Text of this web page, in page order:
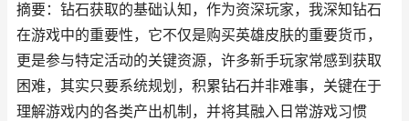
摘要：钻石获取的基础认知，作为资深玩家，我深知钻石
在游戏中的重要性，它不仅是购买英雄皮肤的重要货币，
更是参与特定活动的关键资源，许多新手玩家常感到获取
困难，其实只要系统规划，积累钻石并非难事，关键在于
理解游戏内的各类产出机制，并将其融入日常游戏习惯